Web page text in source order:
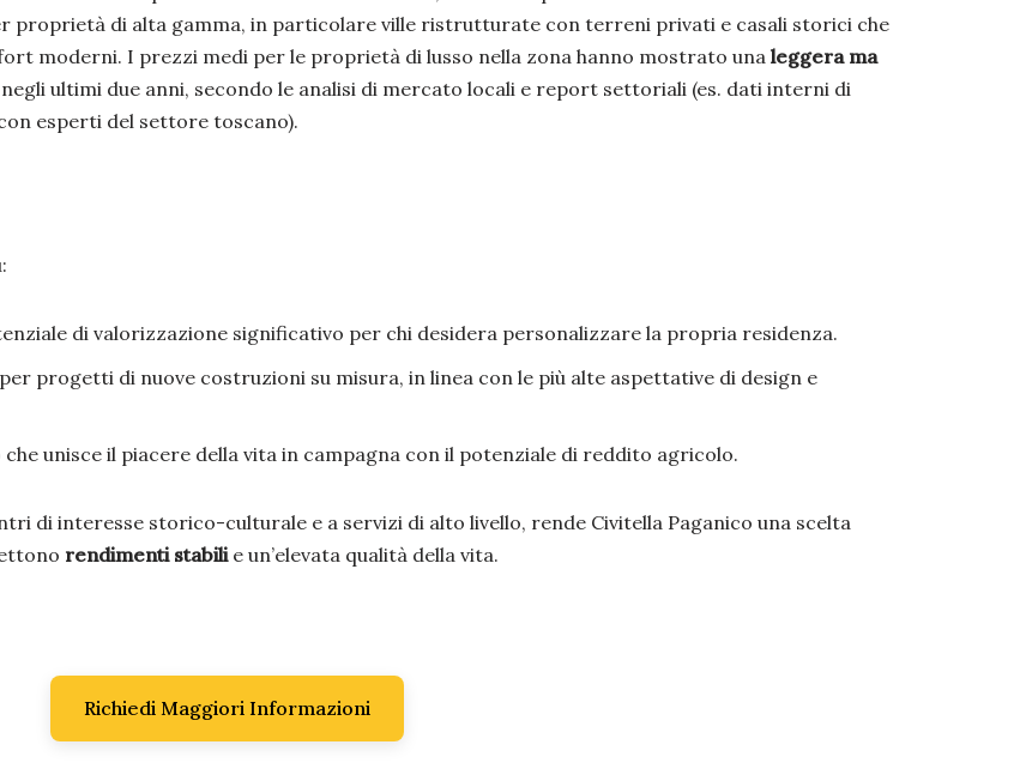
proprietà di alta gamma, in particolare ville ristrutturate con terreni privati e casali storici che
moderni. I prezzi medi per le proprietà di lusso nella zona hanno mostrato una leggera ma
ultimi due anni, secondo le analisi di mercato locali e report settoriali (es. dati interni di
esperti del settore toscano).
di valorizzazione significativo per chi desidera personalizzare la propria residenza.
progetti di nuove costruzioni su misura, in linea con le più alte aspettative di design e
unisce il piacere della vita in campagna con il potenziale di reddito agricolo.
di interesse storico-culturale e a servizi di alto livello, rende Civitella Paganico una scelta
rendimenti stabilie un’elevata qualità della vita.
Richiedi Maggiori Informazioni